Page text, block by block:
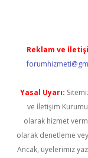
Reklam ve
Yasal Uyarı:
ve İletişim Kurumu
olarak hizmet
olarak denetleme
Ancak, üyelerimiz